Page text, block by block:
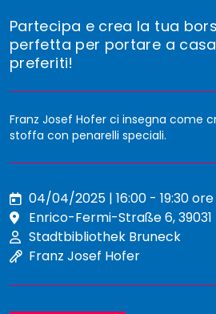
PER ORGANIZZATORI
Partecipa e crea la tua
perfetta per portare a
preferiti!
Franz Josef Hofer ci insegna come
stoffa con penarelli speciali.
04/04/2025 | 16:00 - 19:30 ore
Enrico-Fermi-Straße 6,
Stadtbibliothek Bruneck
Franz Josef Hofer